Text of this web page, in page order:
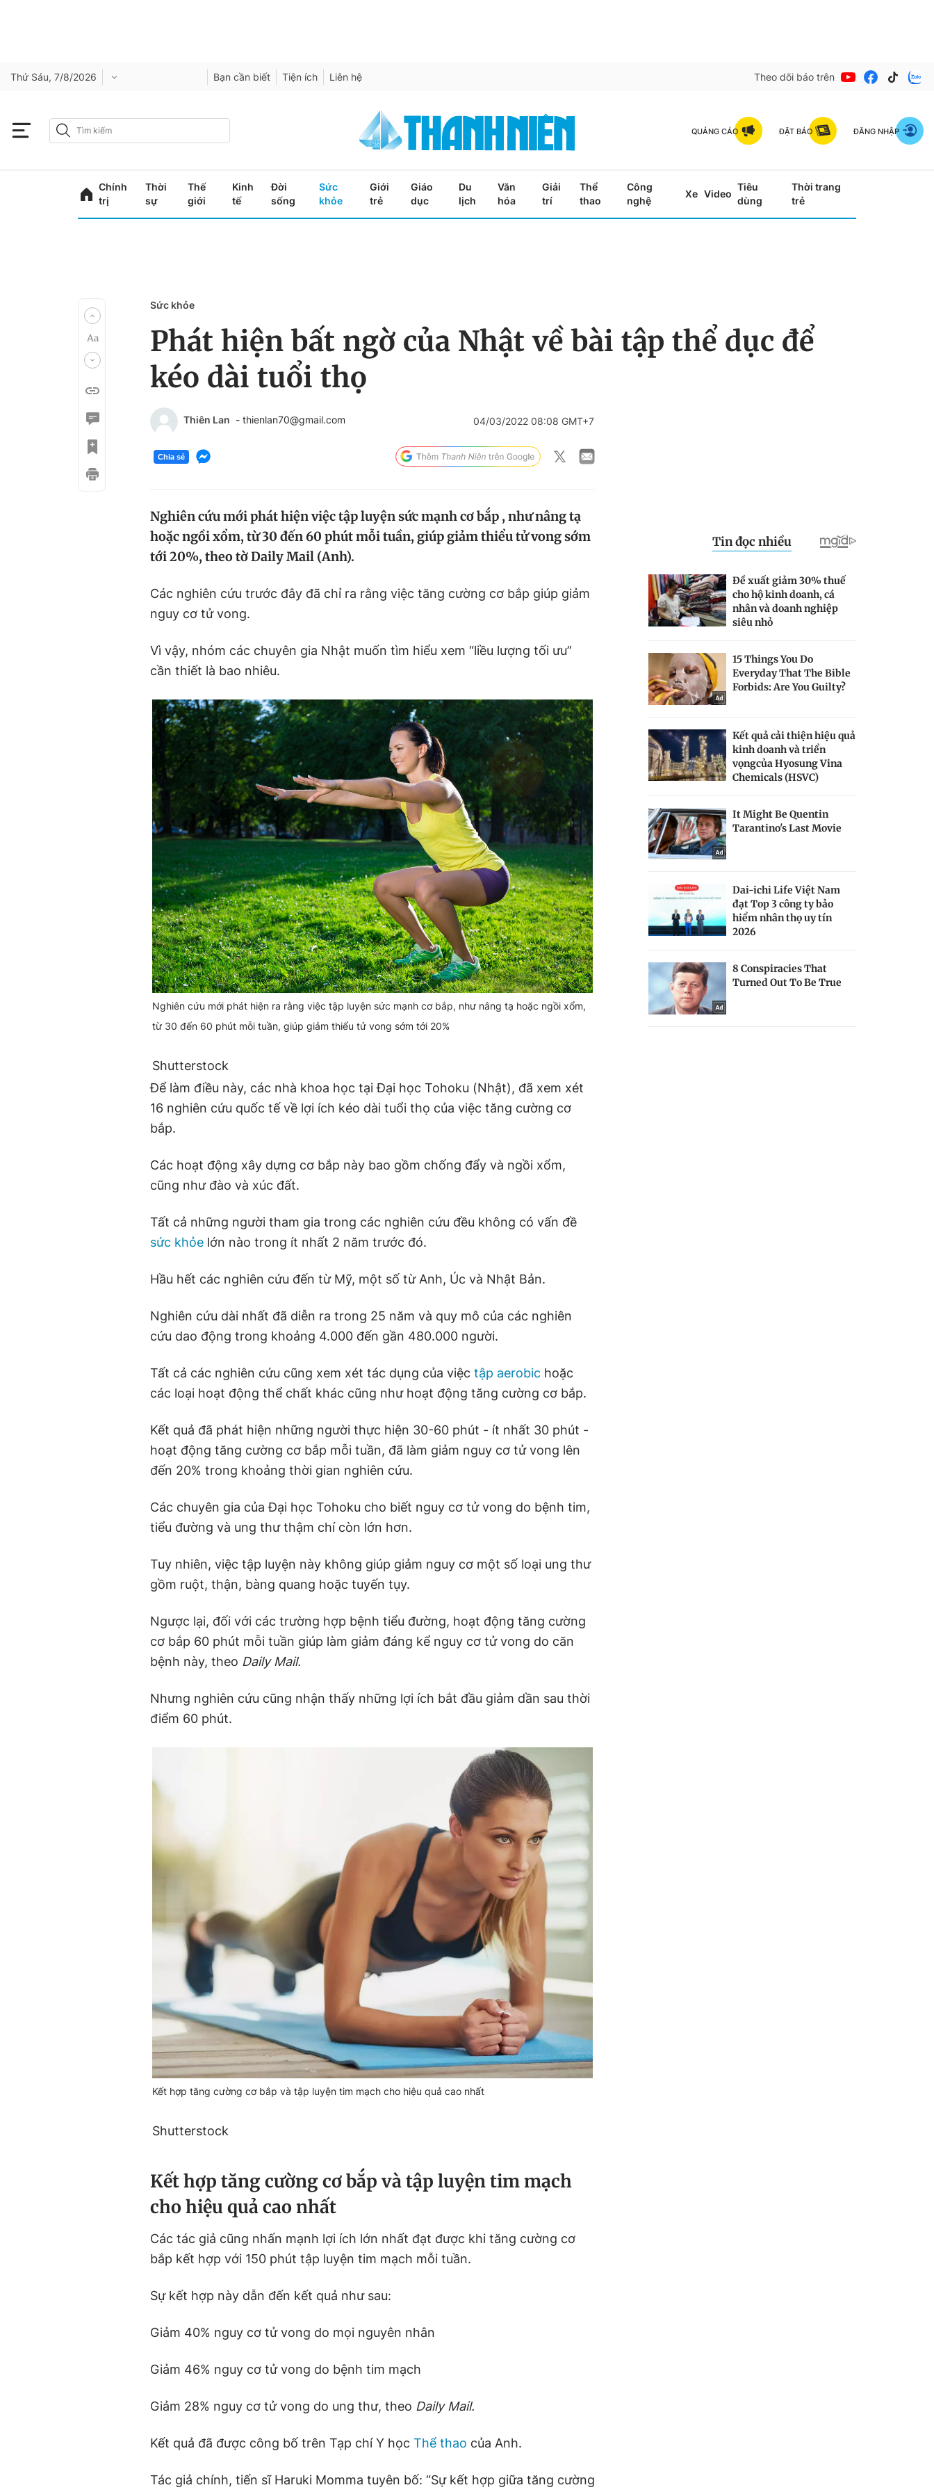
Thứ Sáu, 7/8/2026 Bạn cần biết Tiện ích Liên hệ Theo dõi báo trên
QUẢNG CÁO ĐẶT BÁO ĐĂNG NHẬP
Chính
trị
Thời
sự
Thế
giới
Kinh
tế
Đời
sống
Sức
khỏe
Giới
trẻ
Giáo
dục
Du
lịch
Văn
hóa
Giải
trí
Thể
thao
Công
nghệ
Xe Video
Tiêu
dùng
Thời trang
trẻ
Sức khỏe
Phát hiện bất ngờ của Nhật về bài tập thể dục để
kéo dài tuổi thọ
Thiên Lan - thienlan70@gmail.com 04/03/2022 08:08 GMT+7
Chia sẻ
Nghiên cứu mới phát hiện việc tập luyện sức mạnh cơ bắp , như nâng tạ
hoặc ngồi xổm, từ 30 đến 60 phút mỗi tuần, giúp giảm thiểu tử vong sớm
tới 20%, theo tờ Daily Mail (Anh).
Các nghiên cứu trước đây đã chỉ ra rằng việc tăng cường cơ bắp giúp giảm
nguy cơ tử vong.
Vì vậy, nhóm các chuyên gia Nhật muốn tìm hiểu xem “liều lượng tối ưu”
cần thiết là bao nhiêu.
Nghiên cứu mới phát hiện ra rằng việc tập luyện sức mạnh cơ bắp, như nâng tạ hoặc ngồi xổm,
từ 30 đến 60 phút mỗi tuần, giúp giảm thiểu tử vong sớm tới 20%
Shutterstock
Để làm điều này, các nhà khoa học tại Đại học Tohoku (Nhật), đã xem xét
16 nghiên cứu quốc tế về lợi ích kéo dài tuổi thọ của việc tăng cường cơ
bắp.
Các hoạt động xây dựng cơ bắp này bao gồm chống đẩy và ngồi xổm,
cũng như đào và xúc đất.
Tất cả những người tham gia trong các nghiên cứu đều không có vấn đề
sức khỏe lớn nào trong ít nhất 2 năm trước đó.
Hầu hết các nghiên cứu đến từ Mỹ, một số từ Anh, Úc và Nhật Bản.
Nghiên cứu dài nhất đã diễn ra trong 25 năm và quy mô của các nghiên
cứu dao động trong khoảng 4.000 đến gần 480.000 người.
Tất cả các nghiên cứu cũng xem xét tác dụng của việc tập aerobic hoặc
các loại hoạt động thể chất khác cũng như hoạt động tăng cường cơ bắp.
Kết quả đã phát hiện những người thực hiện 30-60 phút - ít nhất 30 phút -
hoạt động tăng cường cơ bắp mỗi tuần, đã làm giảm nguy cơ tử vong lên
đến 20% trong khoảng thời gian nghiên cứu.
Các chuyên gia của Đại học Tohoku cho biết nguy cơ tử vong do bệnh tim,
tiểu đường và ung thư thậm chí còn lớn hơn.
Tuy nhiên, việc tập luyện này không giúp giảm nguy cơ một số loại ung thư
gồm ruột, thận, bàng quang hoặc tuyến tụy.
Ngược lại, đối với các trường hợp bệnh tiểu đường, hoạt động tăng cường
cơ bắp 60 phút mỗi tuần giúp làm giảm đáng kể nguy cơ tử vong do căn
bệnh này, theo Daily Mail.
Nhưng nghiên cứu cũng nhận thấy những lợi ích bắt đầu giảm dần sau thời
điểm 60 phút.
Kết hợp tăng cường cơ bắp và tập luyện tim mạch cho hiệu quả cao nhất
Shutterstock
Kết hợp tăng cường cơ bắp và tập luyện tim mạch
cho hiệu quả cao nhất
Các tác giả cũng nhấn mạnh lợi ích lớn nhất đạt được khi tăng cường cơ
bắp kết hợp với 150 phút tập luyện tim mạch mỗi tuần.
Sự kết hợp này dẫn đến kết quả như sau:
Giảm 40% nguy cơ tử vong do mọi nguyên nhân
Giảm 46% nguy cơ tử vong do bệnh tim mạch
Giảm 28% nguy cơ tử vong do ung thư, theo Daily Mail.
Kết quả đã được công bố trên Tạp chí Y học Thể thao của Anh.
Tác giả chính, tiến sĩ Haruki Momma tuyên bố: “Sự kết hợp giữa tăng cường